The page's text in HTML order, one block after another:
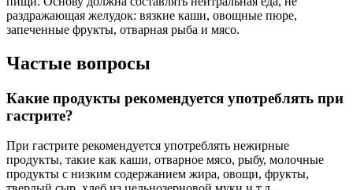
раздражающая желудок: вязкие каши, овощные пюре,
запеченные фрукты, отварная рыба и мясо.
Частые вопросы
Какие продукты рекомендуется употреблять при
гастрите?
При гастрите рекомендуется употреблять нежирные
продукты, такие как каши, отварное мясо, рыбу, молочные
продукты с низким содержанием жира, овощи, фрукты,